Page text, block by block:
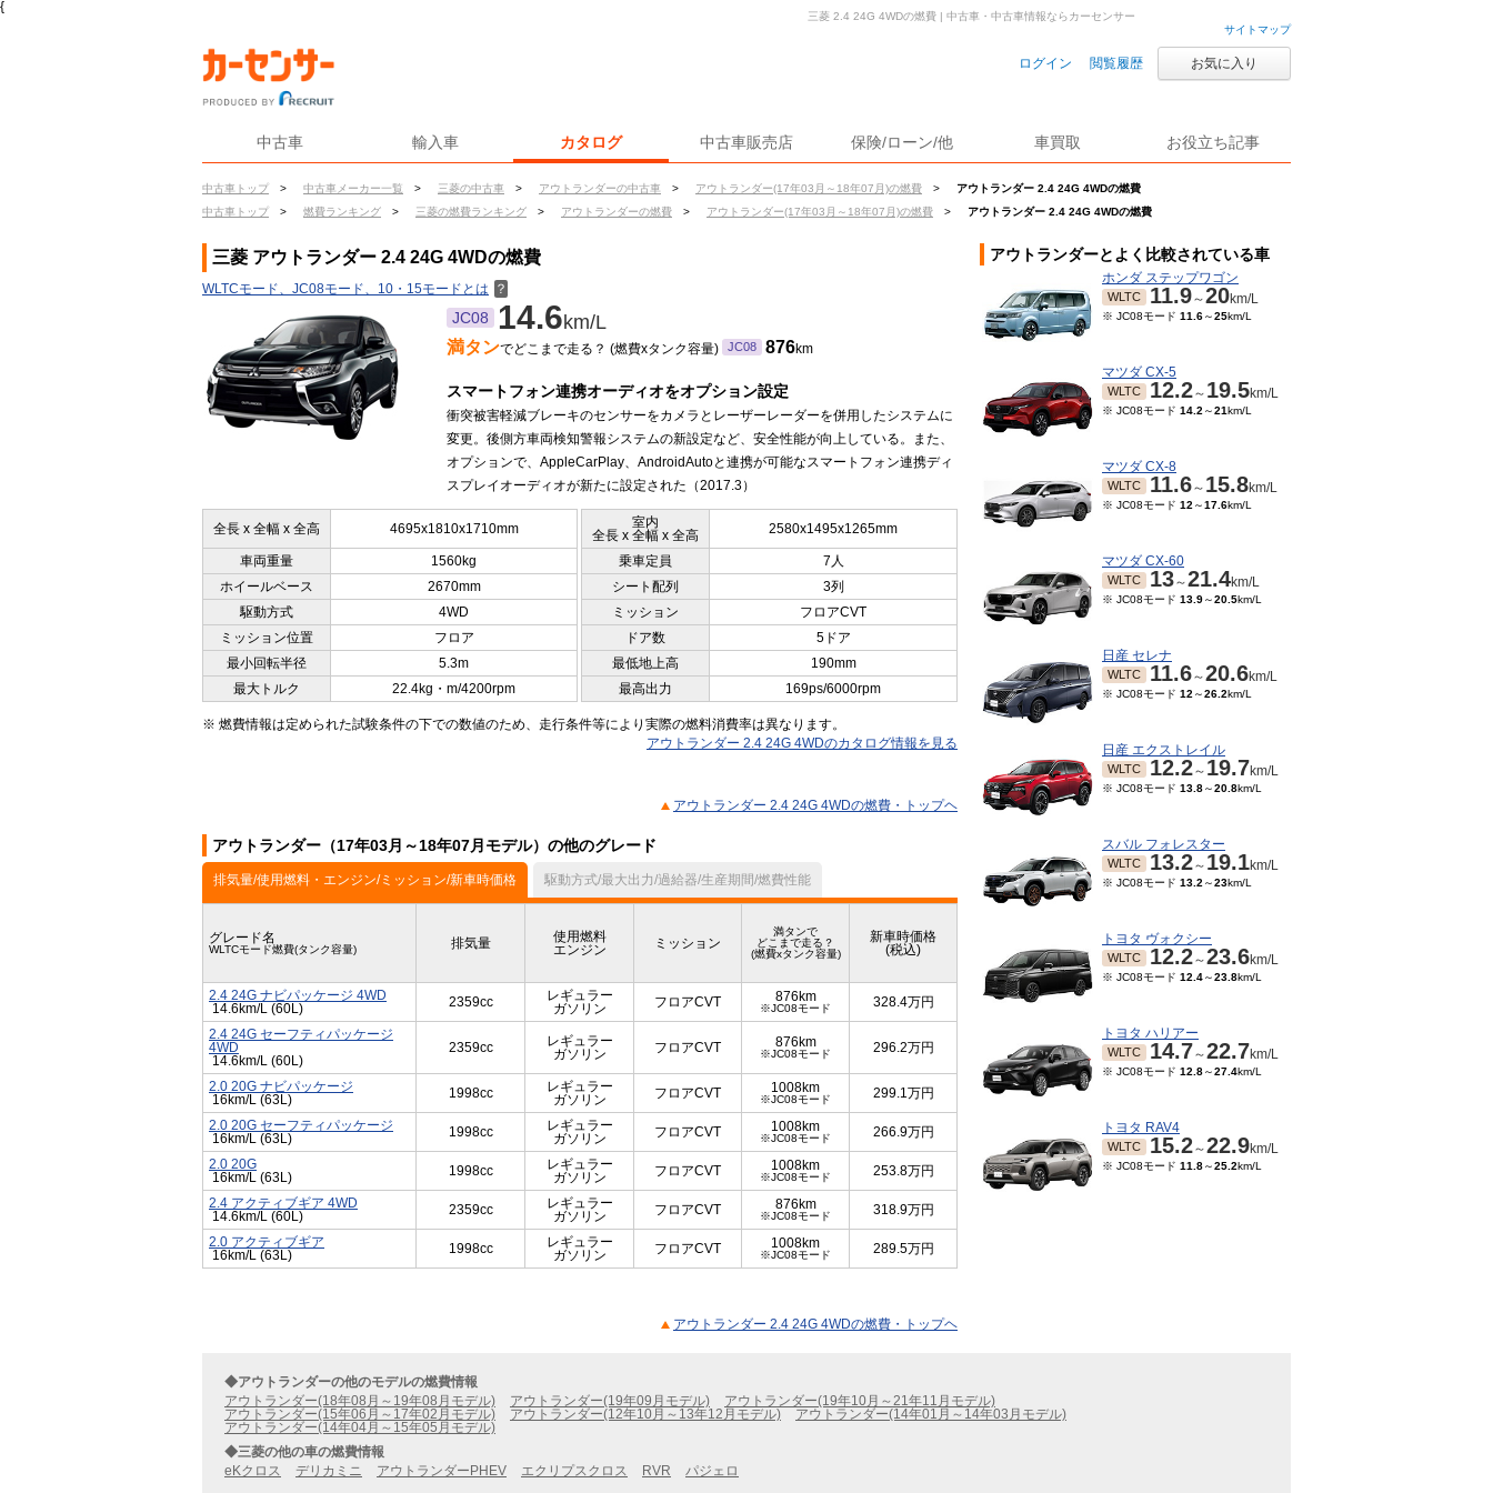
{
サイトマップ
ログイン 閲覧履歴 お気に入り
中古車 輸入車 カタログ 中古車販売店 保険/ローン/他 車買取 お役立ち記事
中古車トップ > 中古車メーカー一覧 > 三菱の中古車 > アウトランダーの中古車 > アウトランダー(17年03月～18年07月)の燃費 >
アウトランダー 2.4 24G 4WDの燃費
中古車トップ
> 燃費ランキング > 三菱の燃費ランキング > アウトランダーの燃費 > アウトランダー(17年03月～18年07月)の燃費 > アウトランダー 2.4 24G 4WDの燃費
三菱 2.4 24G 4WDの燃費 | 中古車・中古車情報ならカーセンサー
三菱 アウトランダー 2.4 24G 4WDの燃費
WLTCモード、JC08モード、10・15モードとは ？
JC08 14.6km/L
満タンでどこまで走る？ (燃費xタンク容量) JC08 876km
スマートフォン連携オーディオをオプション設定
衝突被害軽減ブレーキのセンサーをカメラとレーザーレーダーを併用したシステムに
変更。後側方車両検知警報システムの新設定など、安全性能が向上している。また、
オプションで、AppleCarPlay、AndroidAutoと連携が可能なスマートフォン連携ディ
スプレイオーディオが新たに設定された（2017.3）
全長 x 全幅 x 全高 4695x1810x1710mm
室内
全長 x 全幅 x 全高
2580x1495x1265mm
車両重量 1560kg 乗車定員
7人
ホイールベース
2670mm シート配列
3列
駆動方式
4WD ミッション
フロアCVT
ミッション位置
フロア ドア数
5ドア
最小回転半径
5.3m 最低地上高
190mm
最大トルク
22.4kg・m/4200rpm 最高出力 169ps/6000rpm
※ 燃費情報は定められた試験条件の下での数値のため、走行条件等により実際の燃料消費率は異なります。
アウトランダー 2.4 24G 4WDのカタログ情報を見る
アウトランダー 2.4 24G 4WDの燃費・トップヘ
アウトランダー（17年03月～18年07月モデル）の他のグレード
排気量/使用燃料・エンジン/ミッション/新車時価格 駆動方式/最大出力/過給器/生産期間/燃費性能
グレード名
WLTCモード燃費(タンク容量) 排気量
使用燃料
エンジン
ミッション
満タンで
どこまで走る？
(燃費xタンク容量)
新車時価格
(税込)
2.4 24G ナビパッケージ 4WD
14.6km/L (60L)
2359cc
レギュラー
ガソリン
フロアCVT 876km
※JC08モード 328.4万円
2.4 24G セーフティパッケージ
4WD
14.6km/L (60L)
2359cc
レギュラー
ガソリン
フロアCVT 876km
※JC08モード 296.2万円
2.0 20G ナビパッケージ
16km/L (63L)
1998cc
レギュラー
ガソリン
フロアCVT 1008km
※JC08モード 299.1万円
2.0 20G セーフティパッケージ
16km/L (63L)
1998cc
レギュラー
ガソリン
フロアCVT 1008km
※JC08モード 266.9万円
2.0 20G
16km/L (63L)
1998cc
レギュラー
ガソリン
フロアCVT 1008km
※JC08モード 253.8万円
2.4 アクティブギア 4WD
14.6km/L (60L)
2359cc
レギュラー
ガソリン
フロアCVT 876km
※JC08モード 318.9万円
2.0 アクティブギア
16km/L (63L)
1998cc
レギュラー
ガソリン
フロアCVT 1008km
※JC08モード 289.5万円
アウトランダー 2.4 24G 4WDの燃費・トップヘ
アウトランダーとよく比較されている車
ホンダ ステップワゴン
WLTC 11.9～20km/L
※ JC08モード 11.6～25km/L
マツダ CX-5
WLTC 12.2～ 19.5km/L
※ JC08モード 14.2 ～21km/L
マツダ CX-8
WLTC 11.6～ 15.8km/L
※ JC08モード 12 ～17.6km/L
マツダ CX-60
WLTC 13～21.4km/L
※ JC08モード 13.9～20.5km/L
日産 セレナ
WLTC 11.6～20.6km/L
※ JC08モード 12 ～26.2km/L
日産 エクストレイル
WLTC 12.2～ 19.7km/L
※ JC08モード 13.8～20.8km/L
スバル フォレスター
WLTC 13.2～ 19.1km/L
※ JC08モード 13.2 ～23km/L
トヨタ ヴォクシー
WLTC 12.2～23.6km/L
※ JC08モード 12.4～23.8km/L
トヨタ ハリアー
WLTC 14.7～22.7km/L
※ JC08モード 12.8～27.4km/L
トヨタ RAV4
WLTC 15.2～22.9km/L
※ JC08モード 11.8～25.2km/L
◆アウトランダーの他のモデルの燃費情報
アウトランダー(18年08月～19年08月モデル)
アウトランダー(19年09月モデル)
アウトランダー(19年10月～21年11月モデル)
アウトランダー(15年06月～17年02月モデル)
アウトランダー(12年10月～13年12月モデル)
アウトランダー(14年01月～14年03月モデル)
アウトランダー(14年04月～15年05月モデル)
◆三菱の他の車の燃費情報
eKクロス
デリカミニ アウトランダーPHEV エクリプスクロス RVR パジェロ